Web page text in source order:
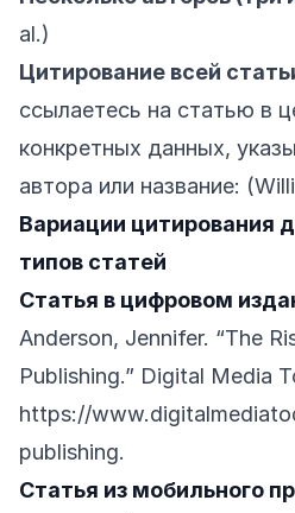
al.)
Цитирование всей
ссылаетесь на статью в
конкретных данных,
автора или название:
Вариации цитирования
типов статей
Статья в цифровом
Anderson, Jennifer. “The
Publishing.” Digital Media
https://
publishing.
Статья из мобильного